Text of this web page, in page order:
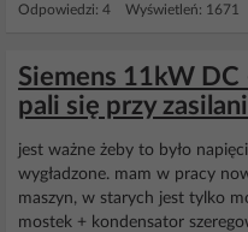
Odpowiedzi: 4 Wyświetleń: 1671
Siemens 11kW
pali się przy
jest ważne żeby to było
wygładzone. mam w pracy
maszyn, w starych jest tylko
mostek + kondensator